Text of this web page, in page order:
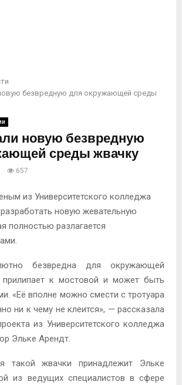
безвредную для окружающей среды
новую безвредную
среды жвачку
657
из Университетского колледжа
новую жевательную
полностью разлагается
безвредна для окружающей
к мостовой и может быть
«Её вполне можно смести с тротуара
ни к чему не клеится», — рассказала
из Университетского колледжа
Эльке Арендт.
такой жвачки принадлежит Эльке
из ведущих специалистов в сфере